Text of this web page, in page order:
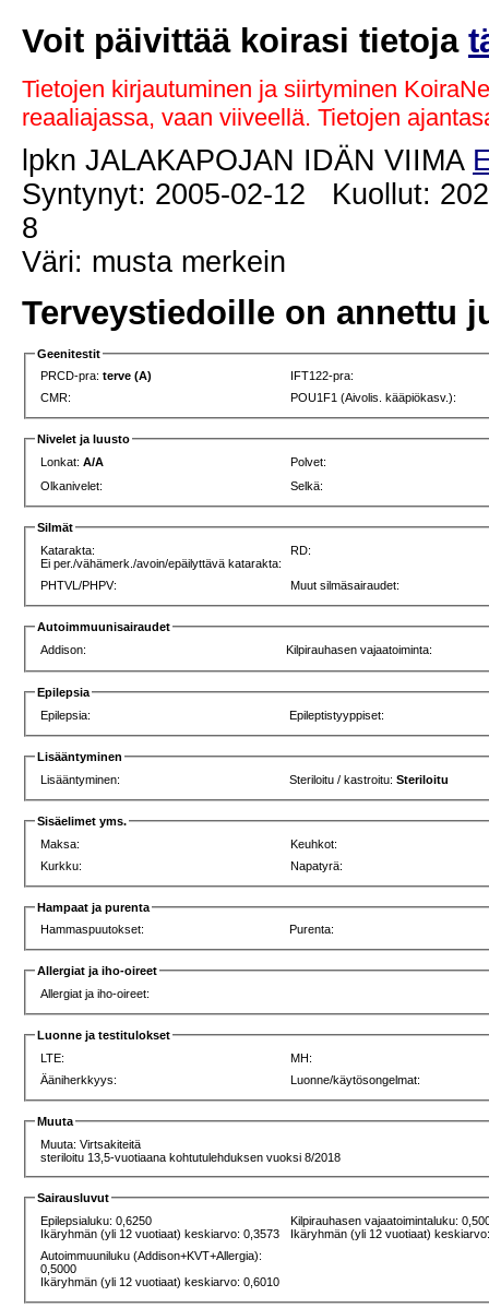
Voit päivittää koirasi tietoja
Tietojen kirjautuminen ja siirtyminen
reaaliajassa, vaan viiveellä. Tietojen
lpkn JALAKAPOJAN IDÄN VIIMA
Syntynyt: 2005-02-12 Kuollut:
8
Väri: musta merkein
Terveystiedoille on annettu
Geenitestit
PRCD-pra:terve (A)
IFT122-pra:
CMR:
POU1F1 (Aivolis. kääpiökasv.):
Nivelet ja luusto
Lonkat:A/A
Polvet:
Olkanivelet:
Selkä:
Silmät
Katarakta:
Ei per./vähämerk./avoin/epäilyttävä katarakta:
RD:
PHTVL/PHPV: Muut silmäsairaudet:
Autoimmuunisairaudet
Addison:
Kilpirauhasen vajaatoiminta:
Epilepsia
Epilepsia:
Epileptistyyppiset:
Lisääntyminen
Lisääntyminen:
Steriloitu / kastroitu:Steriloitu
Sisäelimet yms.
Maksa:
Keuhkot:
Kurkku:
Napatyrä:
Hampaat ja purenta
Hammaspuutokset:
Purenta:
Allergiat ja iho-oireet
Allergiat ja iho-oireet:
Luonne ja testitulokset
LTE:
MH:
Ääniherkkyys:
Luonne/käytösongelmat:
Muuta
Muuta: Virtsakiteitä
steriloitu 13,5-vuotiaana kohtutulehduksen vuoksi 8/2018
Sairausluvut
Epilepsialuku: 0,6250
Ikäryhmän (yli 12 vuotiaat) keskiarvo: 0,3573
Kilpirauhasen vajaatoimintaluku:
Ikäryhmän (yli 12 vuotiaat)
Autoimmuuniluku (Addison+KVT+Allergia):
0,5000
Ikäryhmän (yli 12 vuotiaat) keskiarvo: 0,6010